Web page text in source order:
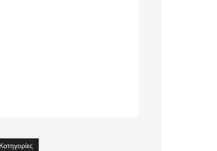
Κατηγορίες